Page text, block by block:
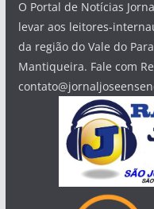
O Portal de Notícias
levar aos leitores-
da região do Vale do
Mantiqueira. Fale com